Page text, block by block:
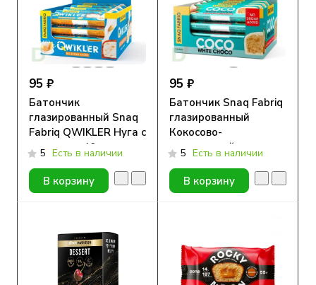
95 ₽
Батончик
глазированный Snaq
Fabriq QWIKLER Нуга с
арахисом, 40 гр
5 Есть в наличии
В корзину
95 ₽
Батончик Snaq Fabriq
глазированный
Кокосово-
миндальный десерт
40гр*
5 Есть в наличии
В корзину